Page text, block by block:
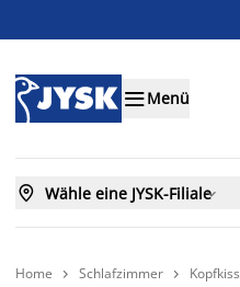
Menü
 Wähle eine JYSK-Filiale
Home  Schlafzimmer 